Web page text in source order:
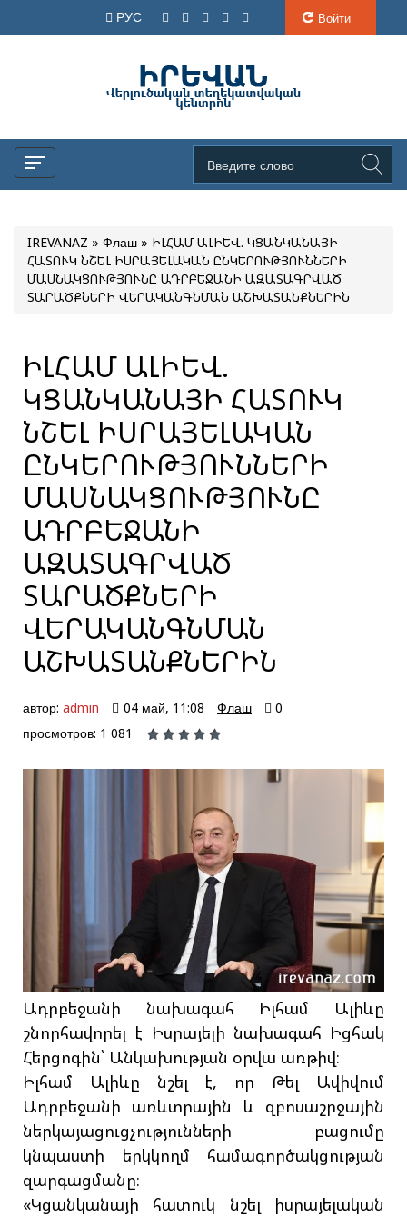
РУС Войти
IREVANAZ » Флаш » ԻԼՀԱՄ ԱԼԻԵՎ. ԿՑԱՆԿԱՆԱՅԻ
ՀԱՏՈՒԿ ՆՇԵԼ ԻՍՐԱՅԵԼԱԿԱՆ ԸՆԿԵՐՈՒԹՅՈՒՆՆԵՐԻ
ՄԱՍՆԱԿՑՈՒԹՅՈՒՆԸ ԱԴՐԲԵՋԱՆԻ ԱԶԱՏԱԳՐՎԱԾ
ՏԱՐԱԾՔՆԵՐԻ ՎԵՐԱԿԱՆԳՆՄԱՆ ԱՇԽԱՏԱՆՔՆԵՐԻՆ
ԻԼՀԱՄ ԱԼԻԵՎ.
ԿՑԱՆԿԱՆԱՅԻ ՀԱՏՈՒԿ
ՆՇԵԼ ԻՍՐԱՅԵԼԱԿԱՆ
ԸՆԿԵՐՈՒԹՅՈՒՆՆԵՐԻ
ՄԱՍՆԱԿՑՈՒԹՅՈՒՆԸ
ԱԴՐԲԵՋԱՆԻ
ԱԶԱՏԱԳՐՎԱԾ
ՏԱՐԱԾՔՆԵՐԻ
ՎԵՐԱԿԱՆԳՆՄԱՆ
ԱՇԽԱՏԱՆՔՆԵՐԻՆ
автор: admin 04 май, 11:08 Флаш
0
просмотров: 1 081
Ադրբեջանի նախագահ Իլհամ Ալիևը
շնորհավորել է Իսրայելի նախագահ Իցհակ
Հերցոգին՝ Անկախության օրվա առթիվ։
Իլհամ Ալիևը նշել է, որ Թել Ավիվում
Ադրբեջանի առևտրային և զբոսաշրջային
ներկայացուցչությունների բացումը
կնպաստի երկկողմ համագործակցության
զարգացմանը։
«Կցանկանայի հատուկ նշել իսրայելական